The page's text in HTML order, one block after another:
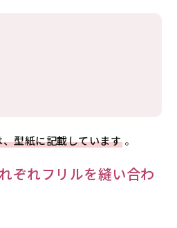
型紙に記載しています 。
ぞれフリルを縫い合わ